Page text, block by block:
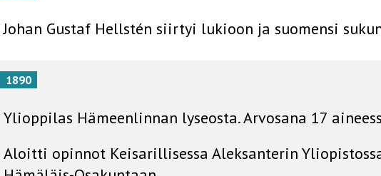
Johan Gustaf Hellstén siirtyi lukioon ja suomensi
1890
Ylioppilas Hämeenlinnan lyseosta. Arvosana 17
Aloitti opinnot Keisarillisessa Aleksanterin